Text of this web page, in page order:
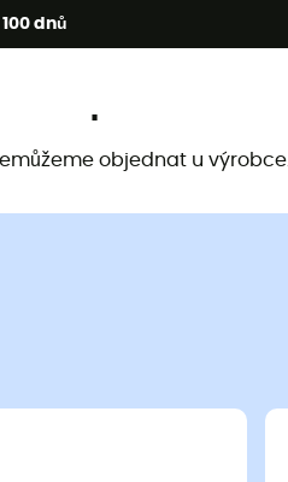
100 dnůs kódem Summer5
objednat u výrobce.